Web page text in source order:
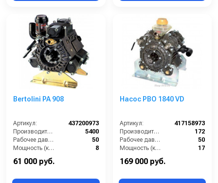
Bertolini PA 908
Артикул:
437200973
Производительность (л/ч):
5400
Рабочее давление (бар):
50
Мощность (кВт):
8
61 000 руб.
Насос PBO 1840 VD
Артикул:
417158973
Производительность (л/мин):
172
Рабочее давление (бар):
50
Мощность (кВт):
17
169 000 руб.